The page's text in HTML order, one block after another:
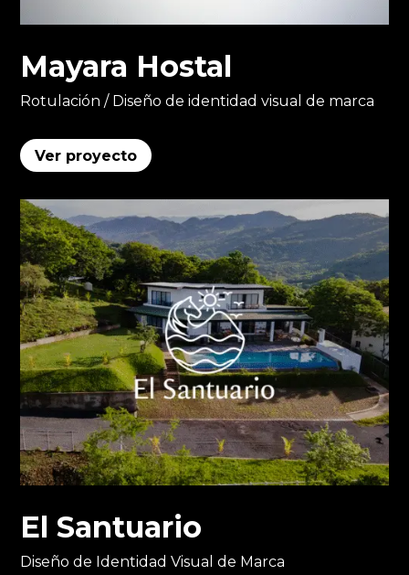
Mayara Hostal
Rotulación / Diseño de identidad visual de marca
Ver proyecto
El Santuario
Diseño de Identidad Visual de Marca